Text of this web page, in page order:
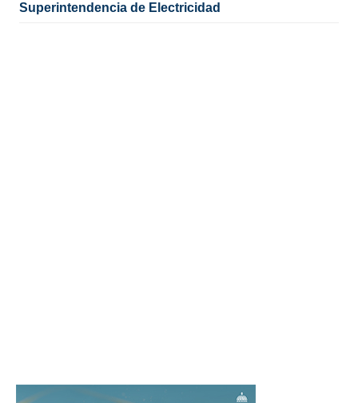
Superintendencia de Electricidad